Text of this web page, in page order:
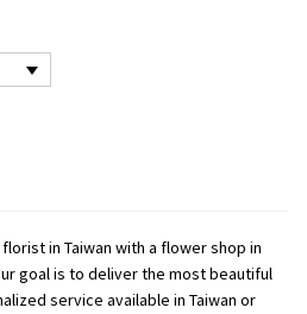
in Taiwan with a flower shop in
goal is to deliver the most beautiful
service available in Taiwan or